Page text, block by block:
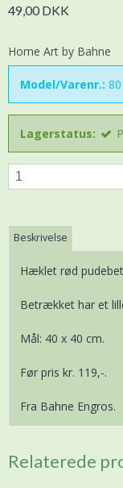
49,00 DKK
Home Art by Bahne
Model/Varenr.:
Lagerstatus:
Beskrivelse
Hæklet rød
Betrækket har et
Mål: 40 x 40 cm.
Før pris kr. 119,-.
Fra Bahne Engros.
Relaterede